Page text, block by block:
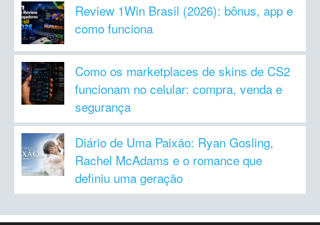
Review 1Win Brasil (2026): bônus, app e
como funciona
Como os marketplaces de skins de CS2
funcionam no celular: compra, venda e
segurança
Diário de Uma Paixão: Ryan Gosling,
Rachel McAdams e o romance que
definiu uma geração